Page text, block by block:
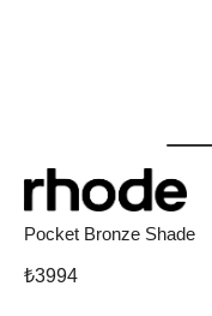
Pocket Bronze Shade
₺3994